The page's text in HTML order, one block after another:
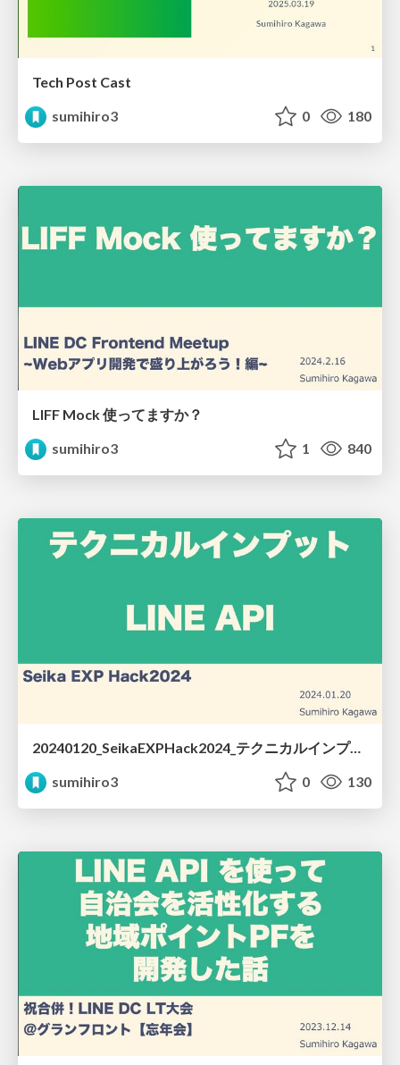
Tech Post Cast
sumihiro3
0 180
LIFF Mock 使ってますか？
sumihiro3
1 840
20240120_SeikaEXPHack2024_テクニカルインプット.pdf
sumihiro3
0 130